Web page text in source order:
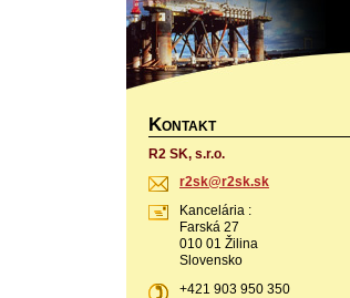
KONTAKT
R2 SK, s.r.o.
r2sk@r2s k.sk
Kancelária :
Farská 27
010 01 Žilina
Slovensko
+421 903 950 350